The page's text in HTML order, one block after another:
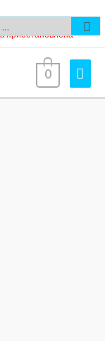
приостановлена
0